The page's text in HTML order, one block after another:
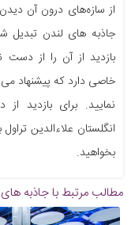
از سازه‌های درون آن
جاذبه های لندن تبدیل
بازدید از آن را از
خاصی دارد که پیشنهاد
نمایید. برای بازدید
انگلستان علاءالدین
بخواهید.
مطالب مرتبط با جاذبه های